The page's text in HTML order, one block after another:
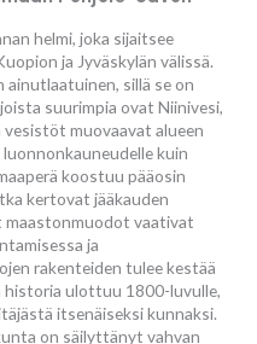
helmi, joka sijaitsee
ja Jyväskylän välissä.
sillä se on
suurimpia ovat Niinivesi,
vesistöt muovaavat alueen
kuin
koostuu pääosin
kertovat jääkauden
maastonmuodot vaativat
ja
rakenteiden tulee kestää
ulottuu 1800-luvulle,
itsenäiseksi kunnaksi.
on säilyttänyt vahvan